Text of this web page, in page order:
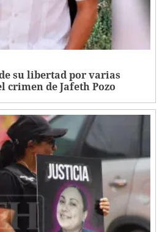
su libertad por varias
crimen de Jafeth Pozo